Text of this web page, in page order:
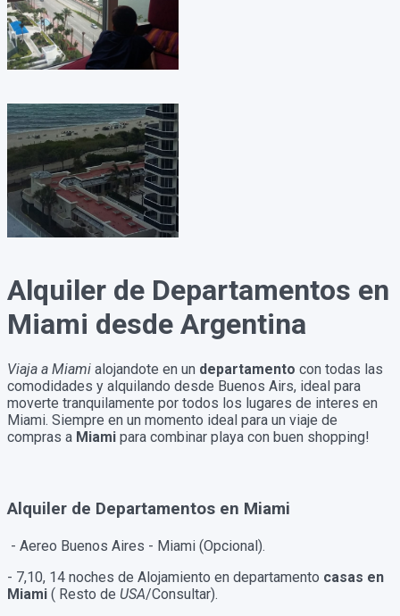
Alquiler de Departamentos en
Miami desde Argentina
Viaja a Miami alojandote en un departamento con todas las
comodidades y alquilando desde Buenos Airs, ideal para
moverte tranquilamente por todos los lugares de interes en
Miami. Siempre en un momento ideal para un viaje de
compras a Miami para combinar playa con buen shopping!
Alquiler de Departamentos en Miami
- Aereo Buenos Aires - Miami (Opcional).
- 7,10, 14 noches de Alojamiento en departamento casas en
Miami ( Resto de USA/Consultar).